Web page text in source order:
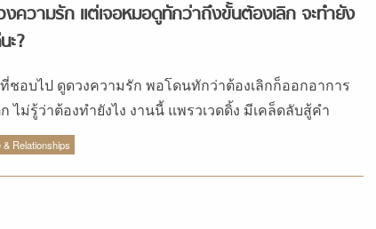
ความรัก แต่เจอหมอดูทักว่าถึงขั้นต้องเลิก จะทำยัง
ะ?
ชอบไป ดูดวงความรัก พอโดนทักว่าต้องเลิกก็ออกอาการ
ไม่รู้ว่าต้องทำยังไง งานนี้ แพรวเวดดิ้ง มีเคล็ดลับสู้คำ
ยจากหมอดูมาบอก ดูดวงความรัก กันบ่อยๆ ก็ใช่ว่าจะดี
ะบางทีหมอดูอาจจะพูดในสิ่งที่เราไม่อยากได้ยิน เช่น ทักว่า
& Relationships